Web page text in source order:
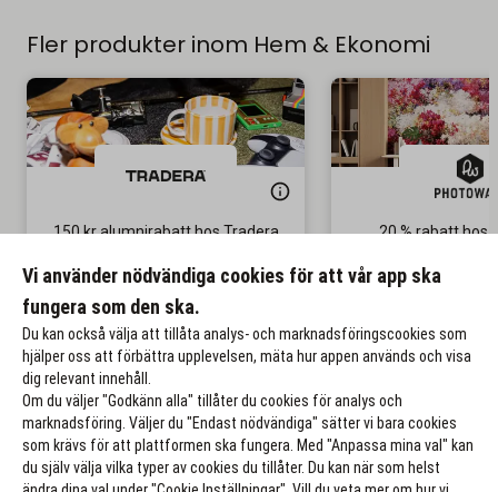
Fler produkter inom Hem & Ekonomi
150 kr alumnirabatt hos Tradera
Till rabatten
20 % rabatt hos
Vi använder nödvändiga cookies för att vår app ska
fungera som den ska.
Du kan också välja att tillåta analys- och marknadsföringscookies som
hjälper oss att förbättra upplevelsen, mäta hur appen används och visa
dig relevant innehåll.
Om du väljer "Godkänn alla" tillåter du cookies för analys och
marknadsföring. Väljer du "Endast nödvändiga" sätter vi bara cookies
som krävs för att plattformen ska fungera. Med "Anpassa mina val" kan
du själv välja vilka typer av cookies du tillåter. Du kan när som helst